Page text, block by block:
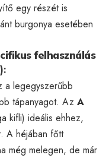
egy részét is
burgonya esetében
felhasználás
a legegyszerűbb
tápanyagot. Az A
kifli) ideális ehhez,
A héjában főtt
még melegen, de már